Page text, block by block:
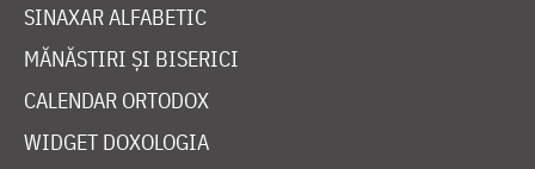
SINAXAR ALFABETIC
MĂNĂSTIRI ȘI BISERICI
CALENDAR ORTODOX
WIDGET DOXOLOGIA